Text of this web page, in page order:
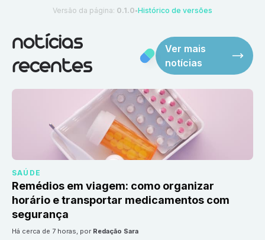
Versão da página: 0.1.0 ●Histórico de versões
notícias
recentes
Ver mais
notícias
SAÚDE
Remédios em viagem: como organizar
horário e transportar medicamentos com
segurança
há cerca de 7 horas, por Redação Sara